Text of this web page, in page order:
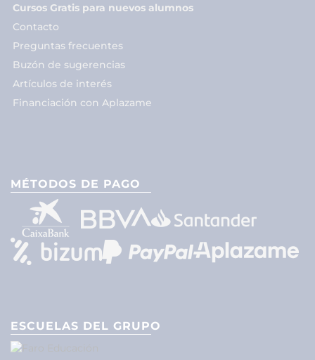
Cursos Gratis para nuevos alumnos
Contacto
Preguntas frecuentes
Buzón de sugerencias
Artículos de interés
Financiación con Aplazame
MÉTODOS DE PAGO
ESCUELAS DEL GRUPO